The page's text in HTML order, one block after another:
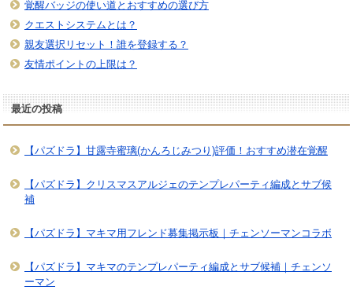
覚醒バッジの使い道とおすすめの選び方
クエストシステムとは？
親友選択リセット！誰を登録する？
友情ポイントの上限は？
最近の投稿
【パズドラ】甘露寺蜜璃(かんろじみつり)評価！おすすめ潜在覚醒
【パズドラ】クリスマスアルジェのテンプレパーティ編成とサブ候
補
【パズドラ】マキマ用フレンド募集掲示板｜チェンソーマンコラボ
【パズドラ】マキマのテンプレパーティ編成とサブ候補｜チェンソ
ーマン